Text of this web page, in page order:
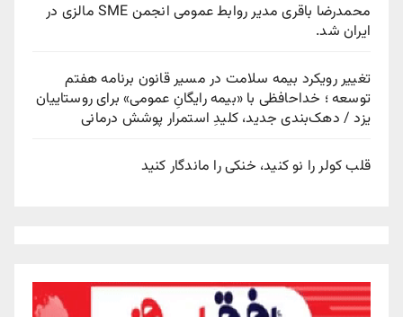
محمدرضا باقری مدیر روابط عمومی انجمن SME مالزی در
ایران شد.
تغییر رویکرد بیمه سلامت در مسیر قانون برنامه هفتم
توسعه ؛ خداحافظی با «بیمه رایگانِ عمومی» برای روستاییان
یزد / دهک‌بندی جدید، کلیدِ استمرار پوشش درمانی
قلب کولر را نو کنید، خنکی را ماندگار کنید